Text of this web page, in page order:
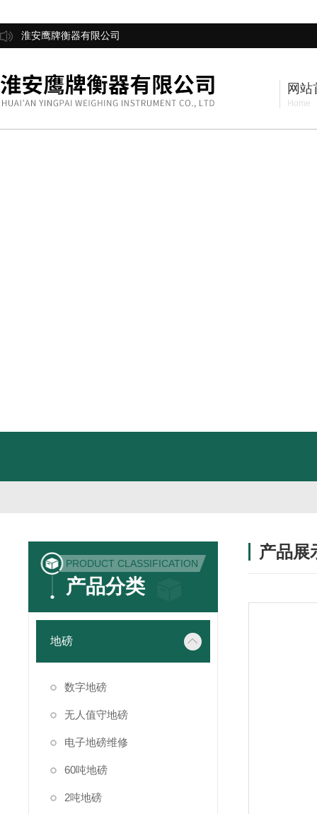
淮安鹰牌衡器有限公司
网站
Home
PRODUCT CLASSIFICATION
产品分类
地磅
数字地磅
无人值守地磅
电子地磅维修
60吨地磅
2吨地磅
产品展